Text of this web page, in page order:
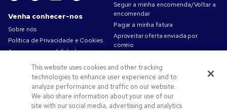
Venha conhecer-nos
Sobre nós
Política de Privacidade e Cookies
A nossa responsabilidade
Condições de utilização
Termos de venda
Carreiras na Pens.com
Ofertas e recursos
Seguir a minha encomenda/Voltar a
encomendar
Pagar a minha fatura
Aproveitar oferta enviada por
correio
Contacte-nos
This website uses cookies and other tracking
technologies to enhance user experience and to
analyze performance and traffic on our website.
We also share information about your use of our
site with our social media, advertising and analytics